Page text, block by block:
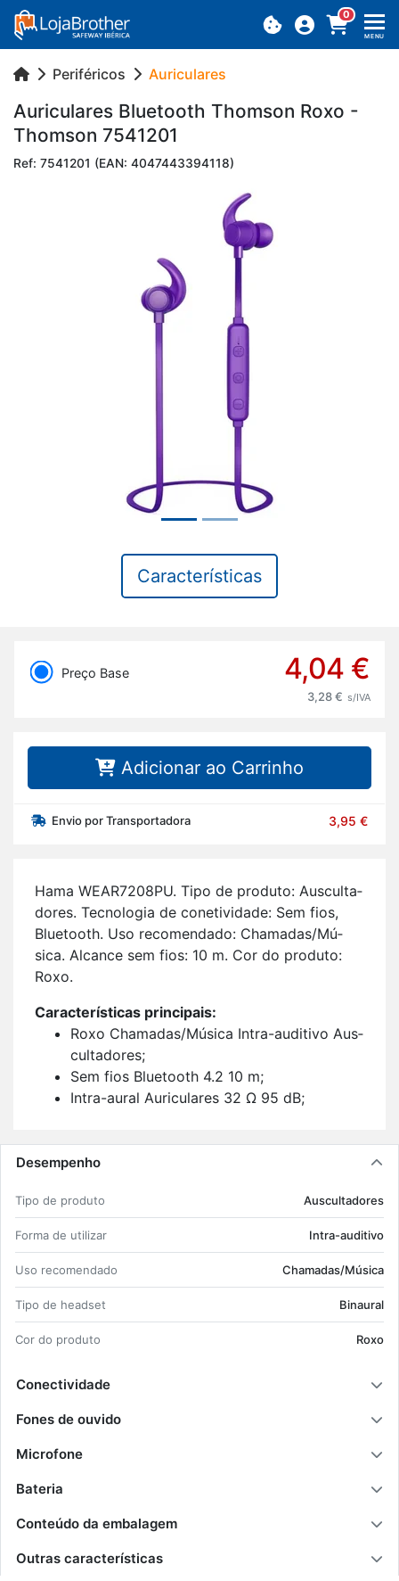
0
MENU
Periféricos Auriculares
Au­ri­cu­lares Blu­e­tooth Thomson Roxo -
Thomson 7541201
Ref: 7541201 (EAN: 4047443394118)
Características
Preço Base 4,04 €
3,28 € s/IVA
Adicionar ao Carrinho
Envio por Transportadora 3,95 €
Hama WE­AR7208PU. Tipo de pro­duto: Aus­cul­ta­
dores. Tec­no­logia de co­ne­ti­vi­dade: Sem fios,
Blu­e­tooth. Uso re­co­men­dado: Cha­madas/Mú­
sica. Al­cance sem fios: 10 m. Cor do pro­duto:
Roxo.
Ca­rac­te­rís­ticas prin­ci­pais:
Roxo Cha­madas/Mú­sica Intra-au­di­tivo Aus­
cul­ta­dores;
Sem fios Blu­e­tooth 4.2 10 m;
Intra-aural Au­ri­cu­lares 32 Ω 95 dB;
Desempenho
Tipo de pro­duto Aus­cul­ta­dores
Forma de uti­lizar Intra-au­di­tivo
Uso re­co­men­dado Cha­madas/Mú­sica
Tipo de he­adset Bi­naural
Cor do pro­duto Roxo
Conectividade
Fones de ouvido
Microfone
Bateria
Conteúdo da embalagem
Outras características